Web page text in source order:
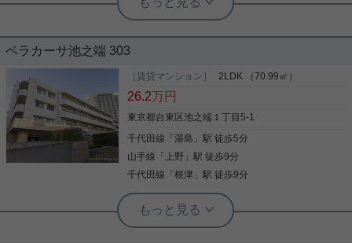
ッフ小西
単身者用ペット可マンション
閑静な住宅街に佇み環境は良好です。 充実設備もオ
ススメのひとつ バストイレ別・独立洗面台・オート
ロック・宅配BOXも完備です。
ベラカーサ池之端 303
［賃貸マンション］ 2LDK （70.99㎡）
26.2万円
東京都台東区池之端１丁目5-1
千代田線 「湯島 」駅 徒歩5分
山手線 「 上野 」駅 徒歩9分
千代田線 「根津 」駅 徒歩9分
根津駅前センター（実用根津ホーム株式会社 根津駅前センター） スタ
ッフ小西
管理体制良好なマンションです